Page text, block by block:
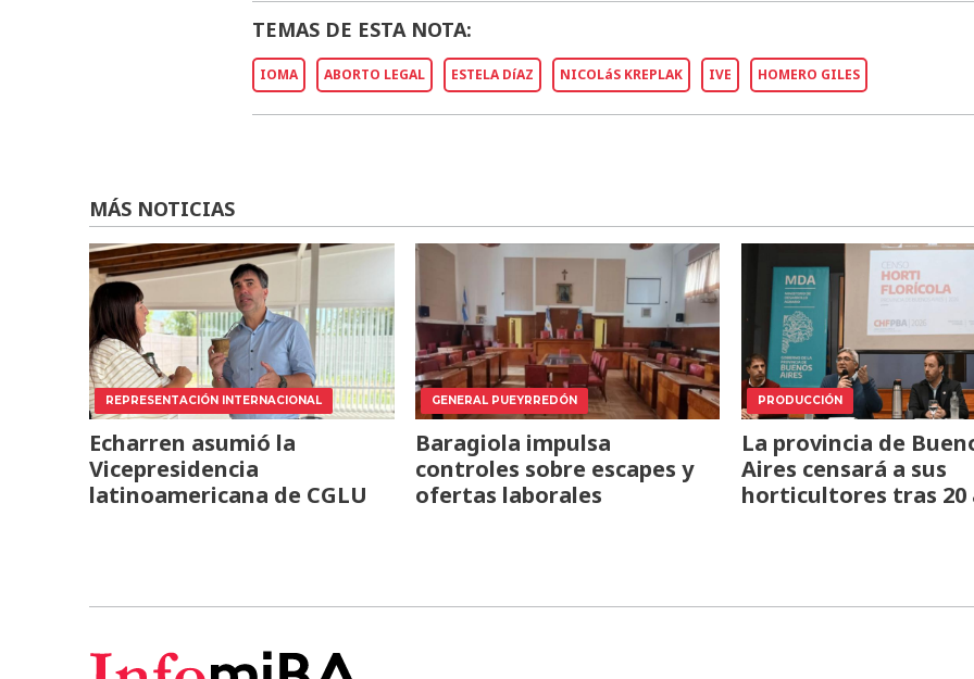
TEMAS DE ESTA NOTA:
IOMA ABORTO LEGAL ESTELA DíAZ NICOLáS KREPLAK IVE HOMERO GILES
MÁS NOTICIAS
REPRESENTACIÓN INTERNACIONAL
Echarren asumió la
Vicepresidencia
latinoamericana de CGLU
GENERAL PUEYRREDÓN
Baragiola impulsa
controles sobre escapes y
ofertas laborales
PRODUCCIÓN
La provincia de
Aires censará a sus
horticultores tras 20